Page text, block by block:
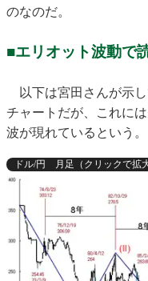
のなのだ。
■エリオット波動で
以下は宮田さんが示し
チャートだが、これに
波が現れているという。
ドル/円 月足（クリックで拡大